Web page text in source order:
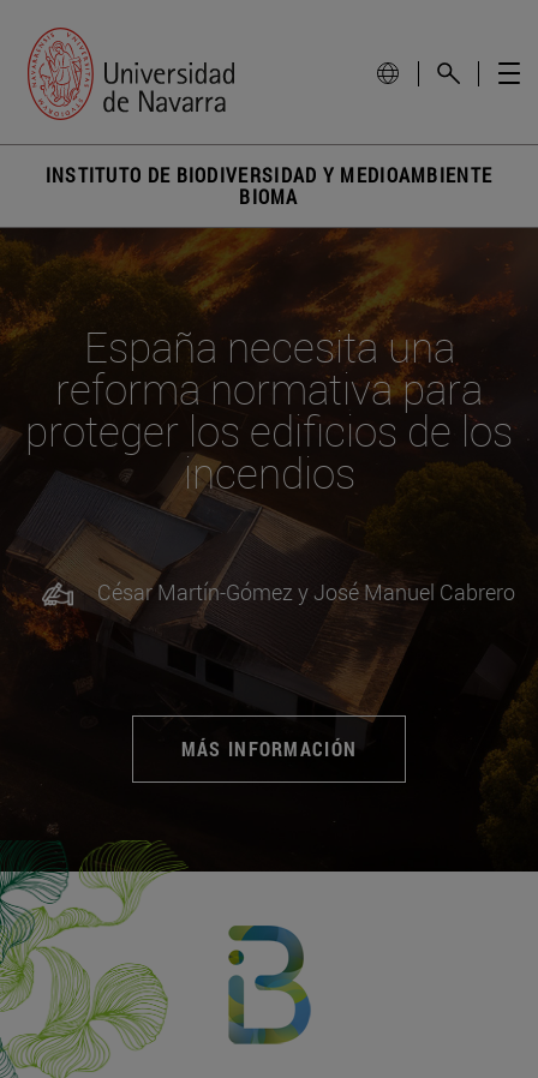
INSTITUTO DE BIODIVERSIDAD Y MEDIOAMBIENTE
BIOMA
España necesita una
reforma normativa para
proteger los edificios de los
incendios
César Martín-Gómez y José Manuel Cabrero
MÁS INFORMACIÓN